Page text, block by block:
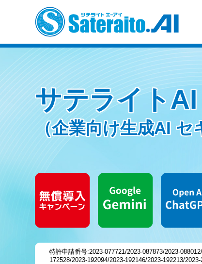
サテライト
（企業向け生成AI セ
特許申請番号:2023-077721/2023-087873/2023-
172528/2023-192094/2023-192146/2023-192213/